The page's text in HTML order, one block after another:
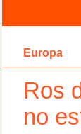
Europa
Ros
no